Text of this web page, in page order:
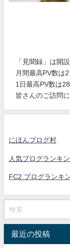
「見聞録」は開
月間最高PV数は
1日最高PV数は
皆さんのご訪問
にほんブログ村
人気ブログランキ
FC2 ブログランキ
最近の投稿